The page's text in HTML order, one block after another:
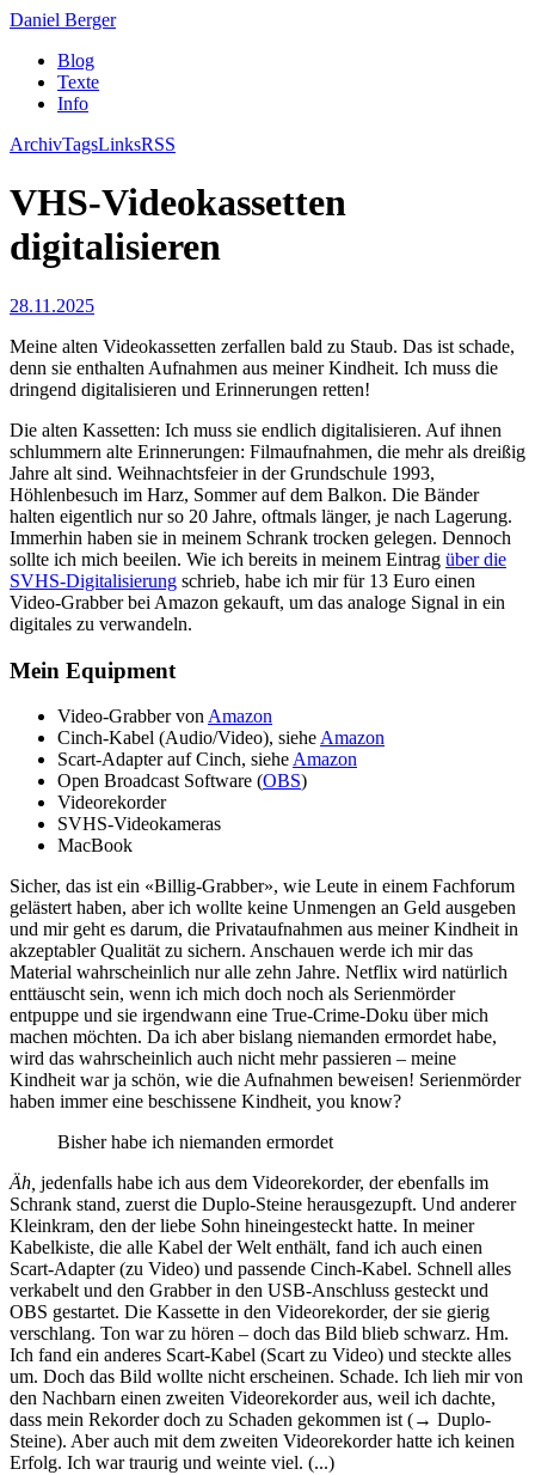
Daniel Berger
Blog
Texte
Info
ArchivTagsLinksRSS
VHS-Videokassetten
digitalisieren
28.11.2025
Meine alten Videokassetten zerfallen bald zu Staub. Das ist schade,
denn sie enthalten Aufnahmen aus meiner Kindheit. Ich muss die
dringend digitalisieren und Erinnerungen retten!
Die alten Kassetten: Ich muss sie endlich digitalisieren. Auf ihnen
schlummern alte Erinnerungen: Filmaufnahmen, die mehr als dreißig
Jahre alt sind. Weihnachtsfeier in der Grundschule 1993,
Höhlenbesuch im Harz, Sommer auf dem Balkon. Die Bänder
halten eigentlich nur so 20 Jahre, oftmals länger, je nach Lagerung.
Immerhin haben sie in meinem Schrank trocken gelegen. Dennoch
sollte ich mich beeilen. Wie ich bereits in meinem Eintrag über die
SVHS-Digitalisierung schrieb, habe ich mir für 13 Euro einen
Video-Grabber bei Amazon gekauft, um das analoge Signal in ein
digitales zu verwandeln.
Mein Equipment
Video-Grabber von Amazon
Cinch-Kabel (Audio/Video), siehe Amazon
Scart-Adapter auf Cinch, siehe Amazon
Open Broadcast Software (OBS)
Videorekorder
SVHS-Videokameras
MacBook
Sicher, das ist ein «Billig-Grabber», wie Leute in einem Fachforum
gelästert haben, aber ich wollte keine Unmengen an Geld ausgeben
und mir geht es darum, die Privataufnahmen aus meiner Kindheit in
akzeptabler Qualität zu sichern. Anschauen werde ich mir das
Material wahrscheinlich nur alle zehn Jahre. Netflix wird natürlich
enttäuscht sein, wenn ich mich doch noch als Serienmörder
entpuppe und sie irgendwann eine True-Crime-Doku über mich
machen möchten. Da ich aber bislang niemanden ermordet habe,
wird das wahrscheinlich auch nicht mehr passieren – meine
Kindheit war ja schön, wie die Aufnahmen beweisen! Serienmörder
haben immer eine beschissene Kindheit, you know?
Bisher habe ich niemanden ermordet
Äh, jedenfalls habe ich aus dem Videorekorder, der ebenfalls im
Schrank stand, zuerst die Duplo-Steine herausgezupft. Und anderer
Kleinkram, den der liebe Sohn hineingesteckt hatte. In meiner
Kabelkiste, die alle Kabel der Welt enthält, fand ich auch einen
Scart-Adapter (zu Video) und passende Cinch-Kabel. Schnell alles
verkabelt und den Grabber in den USB-Anschluss gesteckt und
OBS gestartet. Die Kassette in den Videorekorder, der sie gierig
verschlang. Ton war zu hören – doch das Bild blieb schwarz. Hm.
Ich fand ein anderes Scart-Kabel (Scart zu Video) und steckte alles
um. Doch das Bild wollte nicht erscheinen. Schade. Ich lieh mir von
den Nachbarn einen zweiten Videorekorder aus, weil ich dachte,
dass mein Rekorder doch zu Schaden gekommen ist (→ Duplo-
Steine). Aber auch mit dem zweiten Videorekorder hatte ich keinen
Erfolg. Ich war traurig und weinte viel. (...)